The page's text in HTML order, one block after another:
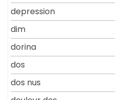
depression
dim
dorina
dos
dos nus